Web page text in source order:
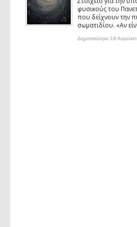
Συνέντευξη: Συζητώντας με τον
1)
podcast: Τι είναι τα Βαρυτικά
podcast: Αναζητώντας τα
φυσικούς του
που δείχνουν την
σωματιδίου. «Αν
Δημοσιεύτηκε 19